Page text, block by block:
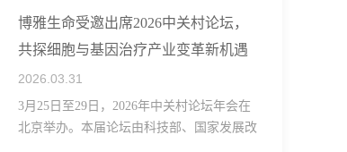
博雅生命受邀出席2026中关村论坛，
共探细胞与基因治疗产业变革新机遇
2026.03.31
3月25日至29日，2026年中关村论坛年会在
北京举办。本届论坛由科技部、国家发展改